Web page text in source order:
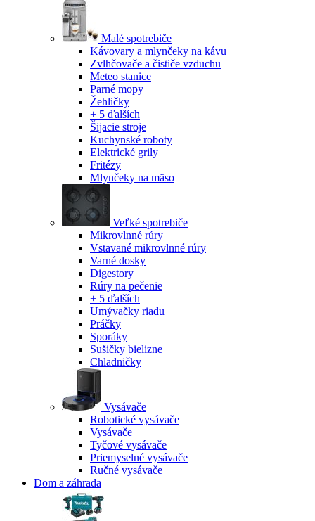
Malé spotrebiče
Kávovary a mlynčeky na kávu
Zvlhčovače a čističe vzduchu
Meteo stanice
Parné mopy
Žehličky
+ 5 ďalších
Šijacie stroje
Kuchynské roboty
Elektrické grily
Fritézy
Mlynčeky na mäso
Veľké spotrebiče
Mikrovlnné rúry
Vstavané mikrovlnné rúry
Varné dosky
Digestory
Rúry na pečenie
+ 5 ďalších
Umývačky riadu
Práčky
Sporáky
Sušičky bielizne
Chladničky
Vysávače
Robotické vysávače
Vysávače
Tyčové vysávače
Priemyselné vysávače
Ručné vysávače
Dom a záhrada